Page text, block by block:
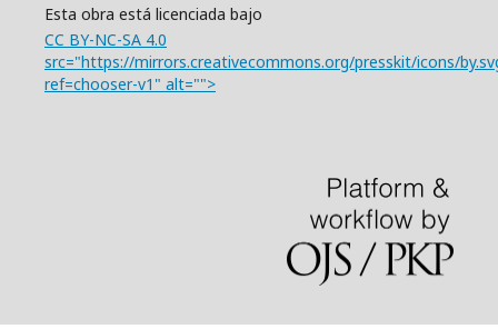
Esta obra está licenciada bajo
CC BY-NC-SA 4.0
src="https://mirrors.creativecommons.org/presskit/icons/
ref=chooser-v1" alt="">